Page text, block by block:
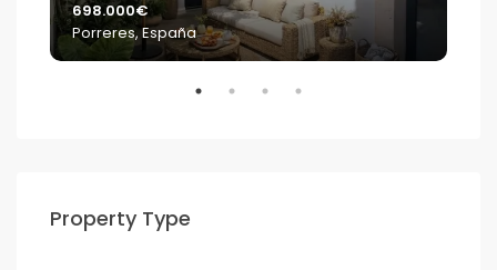
698.000€
Porreres, España
Property Type